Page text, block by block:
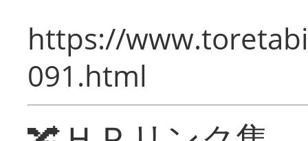
https://
091.html